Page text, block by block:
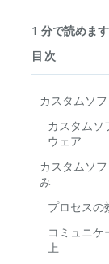
1 分で読めます
目次
カスタムソ
カスタムソ
ウェア
カスタムソ
み
プロセスの
コミュニ
上